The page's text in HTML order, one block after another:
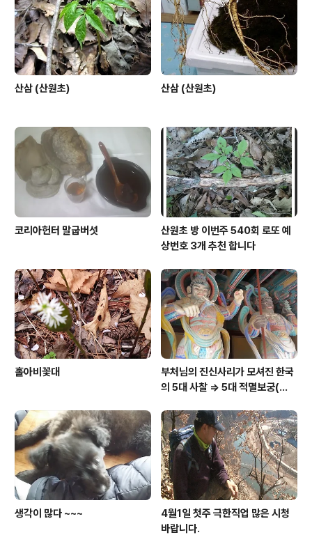
산삼 (산원초) 산삼 (산원초)
코리아헌터 말굽버섯
산원초 방 이번주 540회 로또 예
상번호 3개 추천 합니다
홀아비꽃대
부처님의 진신사리가 모셔진 한국
의 5대 사찰 => 5대 적멸보궁(寂
생각이 많다 ~~~
4월1일 첫주 극한직업 많은 시청
바랍니다.